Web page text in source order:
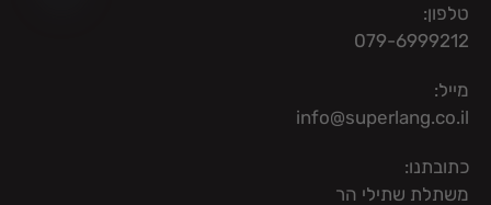
טלפון:
079-6999212
מייל:
info@superlang.co.il
כתובתנו:
משתלת שתילי הר